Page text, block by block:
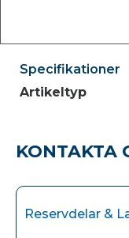
Specifikationer
Artikeltyp
KONTAKTA
Reservdelar &